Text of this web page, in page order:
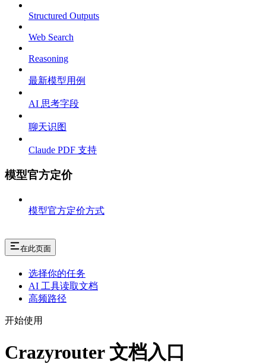
Structured Outputs
Web Search
Reasoning
最新模型用例
AI 思考字段
聊天识图
Claude PDF 支持
模型官方定价
模型官方定价方式
在此页面
选择你的任务
AI 工具读取文档
高频路径
开始使用
Crazyrouter 文档入口